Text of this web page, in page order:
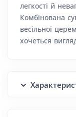
легкості й
Комбінована
весільної
хочеться